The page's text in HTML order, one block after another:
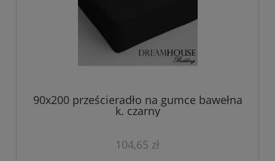
90x200 prześcieradło na gumce bawełna
k. czarny
104,65 zł